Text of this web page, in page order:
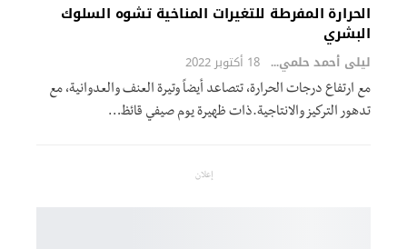
الحرارة المفرطة للتغيرات المناخية تشوه السلوك
البشري
ليلى أحمد حلمي 18 أكتوبر 2022
مع ارتفاع درجات الحرارة، تتصاعد أيضاً وتيرة العنف والعدوانية، مع
تدهور التركيز والانتاجية.ذات ظهيرة يوم صيفي قائظ…
إعلان